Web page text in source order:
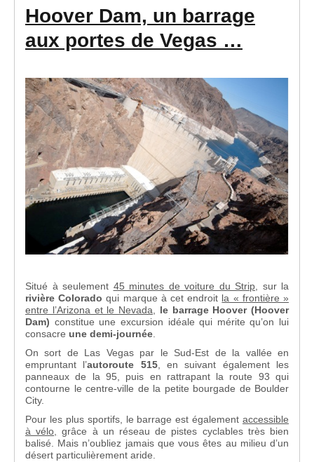
Hoover Dam, un barrage
aux portes de Vegas …
Situé à seulement 45 minutes de voiture du Strip, sur la
rivière Colorado qui marque à cet endroit la « frontière »
entre l’Arizona et le Nevada, le barrage Hoover (Hoover
Dam) constitue une excursion idéale qui mérite qu’on lui
consacre une demi-journée.
On sort de Las Vegas par le Sud-Est de la vallée en
empruntant l’autoroute 515, en suivant également les
panneaux de la 95, puis en rattrapant la route 93 qui
contourne le centre-ville de la petite bourgade de Boulder
City.
Pour les plus sportifs, le barrage est également accessible
à vélo, grâce à un réseau de pistes cyclables très bien
balisé. Mais n’oubliez jamais que vous êtes au milieu d’un
désert particulièrement aride.